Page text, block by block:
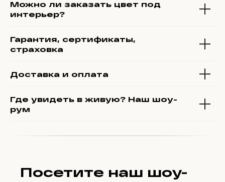
Можно ли заказать цвет под
интерьер?
Гарантия, сертификаты,
страховка
Доставка и оплата
Где увидеть в живую? Наш шоу-
рум
Посетите наш шоу-